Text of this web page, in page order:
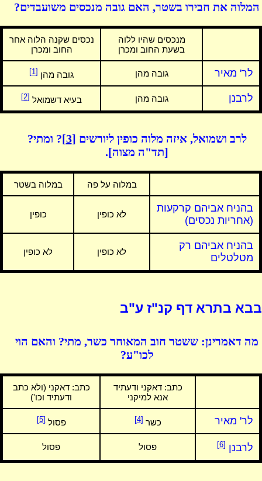
המלוה את חבירו בשטר, האם גובה מנכסים משועבדים?
מנכסים שהיו ללוה
בשעת החוב ומכרן
נכסים שקנה הלוה אחר
החוב ומכרן
לר' מאיר גובה מהן גובה מהן [1]
לרבנן גובה מהן בעיא דשמואל [2]
לרב ושמואל, איזה מלוה כופין ליורשים [3]
? ומתי?
[תד"ה מצוה].
במלוה על פה במלוה בשטר
בהניח אביהם קרקעות
(אחריות נכסים)
לא כופין כופין
בהניח אביהם רק
מטלטלים
לא כופין לא כופין
בבא בתרא דף קנ"ז ע"ב
מה דאמרינן: ששטר חוב המאוחר כשר, מתי? והאם הוי
לכו"ע?
כתב: דאקני ודעתיד
אנא למיקני
כתב: דאקני (ולא כתב
ודעתיד וכו')
לר' מאיר כשר[4] פסול[5]
לרבנן [6] פסול פסול